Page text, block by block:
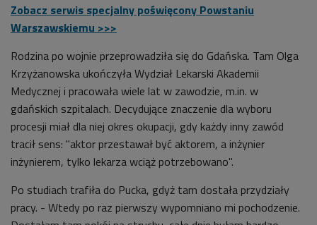
Zobacz serwis specjalny poświęcony Powstaniu
Warszawskiemu >>>
Rodzina po wojnie przeprowadziła się do Gdańska. Tam Olga
Krzyżanowska ukończyła Wydział Lekarski Akademii
Medycznej i pracowała wiele lat w zawodzie, m.in. w
gdańskich szpitalach. Decydujące znaczenie dla wyboru
procesji miał dla niej okres okupacji, gdy każdy inny zawód
tracił sens: "aktor przestawał być aktorem, a inżynier
inżynierem, tylko lekarza wciąż potrzebowano".
Po studiach trafiła do Pucka, gdyż tam dostała przydziały
pracy. - Wtedy po raz pierwszy wypomniano mi pochodzenie.